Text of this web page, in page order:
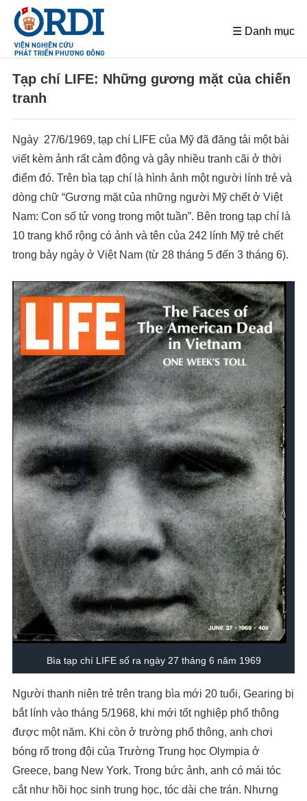
☰ Danh mục
Tạp chí LIFE: Những gương mặt của chiến
tranh
Ngày 27/6/1969, tạp chí LIFE của Mỹ đã đăng tải một bài
viết kèm ảnh rất cảm động và gây nhiều tranh cãi ở thời
điểm đó. Trên bìa tạp chí là hình ảnh một người lính trẻ và
dòng chữ “Gương mặt của những người Mỹ chết ở Việt
Nam: Con số tử vong trong một tuần”. Bên trong tạp chí là
10 trang khổ rộng có ảnh và tên của 242 lính Mỹ trẻ chết
trong bảy ngày ở Việt Nam (từ 28 tháng 5 đến 3 tháng 6).
Bìa tạp chí LIFE số ra ngày 27 tháng 6 năm 1969
Người thanh niên trẻ trên trang bìa mới 20 tuổi, Gearing bị
bắt lính vào tháng 5/1968, khi mới tốt nghiệp phổ thông
được một năm. Khi còn ở trường phổ thông, anh chơi
bóng rổ trong đội của Trường Trung học Olympia ở
Greece, bang New York. Trong bức ảnh, anh có mái tóc
cắt như hồi học sinh trung học, tóc dài che trán. Nhưng